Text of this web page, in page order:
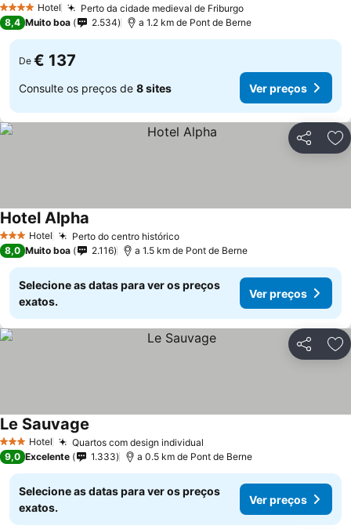
4 EstrelasHotel Perto da cidade medieval de Friburgo
8,4 Muito boa 2.534 a 1.2 km de Pont de Berne
De € 137
Consulte os preços de 8 sites Ver preços
Partilhar
3 EstrelasHotel Perto do centro histórico
Hotel Alpha
8,0 Muito boa 2.116 a 1.5 km de Pont de Berne
Selecione as datas para ver os preços
exatos.
Ver preços
Partilhar
3 EstrelasHotel Quartos com design individual
Le Sauvage
9,0 Excelente 1.333 a 0.5 km de Pont de Berne
Selecione as datas para ver os preços
exatos.
Ver preços